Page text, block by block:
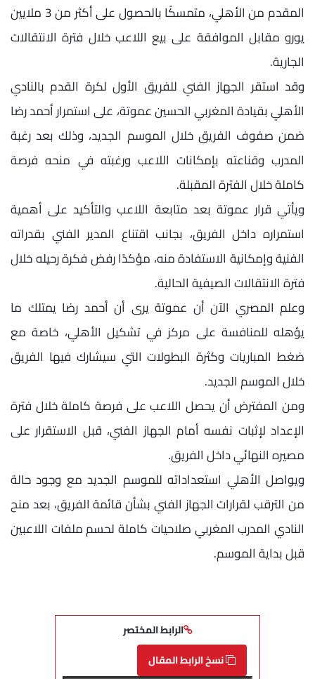
المقدم من الأهلي، متمسكًا بالحصول على أكثر من 3 ملايين
يورو مقابل الموافقة على بيع اللاعب خلال فترة الانتقالات
الجارية.
وقد استقر الجهاز الفني للفريق الأول لكرة القدم بالنادي
الأهلي بقيادة المغربي الحسين عموتة، على استمرار أحمد رضا
ضمن صفوف الفريق خلال الموسم الجديد، وذلك بعد رغبة
المدرب وقناعته بإمكانات اللاعب ورغبته في منحه فرصة
كاملة خلال الفترة المقبلة.
ويأتي قرار عموتة بعد متابعة اللاعب والتأكيد على أهمية
استمراره داخل الفريق، بجانب اقتناع المدير الفني بقدراته
الفنية وإمكانية الاستفادة منه، مؤكدًا رفض فكرة رحيله خلال
فترة الانتقالات الصيفية الحالية.
وعلم المصري الآن أن عموتة يرى أن أحمد رضا يمتلك ما
يؤهله للمنافسة على مركز في تشكيل الأهلي، خاصة مع
ضغط المباريات وكثرة البطولات التي سيشارك فيها الفريق
خلال الموسم الجديد.
ومن المفترض أن يحصل اللاعب على فرصة كاملة خلال فترة
الإعداد لإثبات نفسه أمام الجهاز الفني، قبل الاستقرار على
مصيره النهائي داخل الفريق.
ويواصل الأهلي استعداداته للموسم الجديد مع وجود حالة
من الترقب لقرارات الجهاز الفني بشأن قائمة الفريق، بعد منح
النادي المدرب المغربي صلاحيات كاملة لحسم ملفات اللاعبين
قبل بداية الموسم.
الرابط المختصر
نسخ الرابط المقال